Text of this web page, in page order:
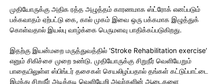
முதியோருக்கு அதிக ரத்த அழுத்தம் காரணமாக ஸ்ட்ரோக் எனப்படும்
பக்கவாதம் ஏற்பட்டு கை, கால் முகம் இவை ஒரு பக்கமாக இழுத்துக்
கொள்வதால் இயல்பு வாழ்க்கை பெருமளவு பாதிக்கப்படுகிறது.
இதற்கு இயன்மறை மருத்துவத்தில் ‘Stroke Rehabilitation exercise’
எனும் சிகிச்சை முறை உண்டு. முதியோருக்கு சிறுநீர் வெளியேறும்
பாதையிலுள்ள ஸ்பிங்டர் தசைகள் செயலிழப்பதால் தங்கள் கட்டுப்பாட்டை
இழந்து சிறுநீர் அடிக்கடி வெளியேறி அவர்களின் ஆடைகளை